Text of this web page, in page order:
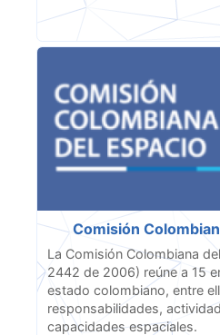
Comisión
La Comisión Colombiana
2442 de 2006) reúne a 15
estado colombiano, entre
responsabilidades,
capacidades espaciales.